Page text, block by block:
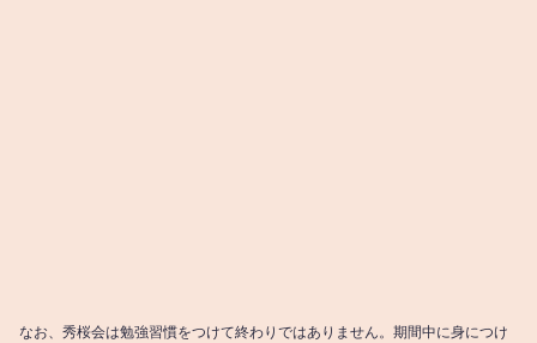
なお、秀桜会は勉強習慣をつけて終わりではありません。期間中に身につけ